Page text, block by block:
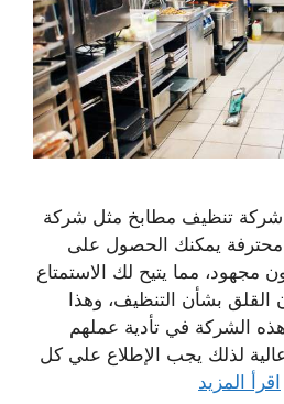
شركة تنظيف مطابخ مثل شركة
يمكنك الحصول على
مما يتيح لك الاستمتاع
القلق بشأن التنظيف، وهذا
الشركة في تأدية عملهم
لذلك يجب الإطلاع علي كل
اقرأ المزيد